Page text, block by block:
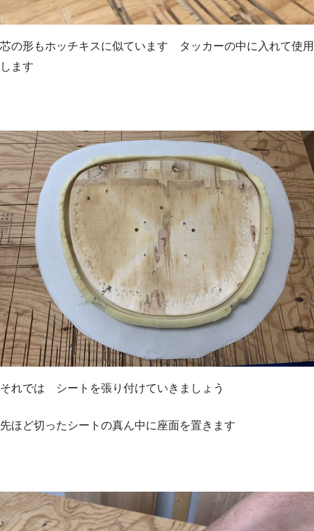
芯の形もホッチキスに似ています タッカーの中に入れて使用
します
それでは シートを張り付けていきましょう
先ほど切ったシートの真ん中に座面を置きます